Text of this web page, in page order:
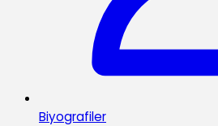
Biyografiler